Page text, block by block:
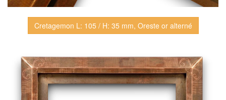
Cretagemon L: 105 / H: 35 mm, Oreste or alterné